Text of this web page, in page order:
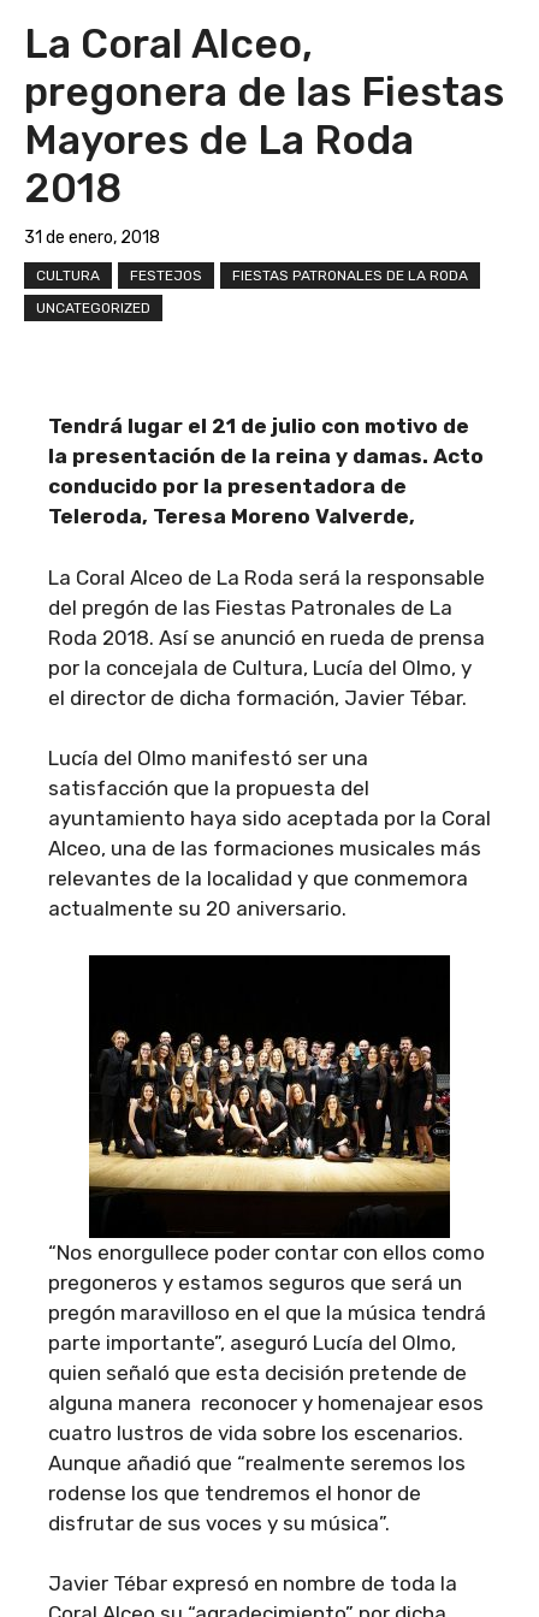
La Coral Alceo,
pregonera de las Fiestas
Mayores de La Roda
2018
31 de enero, 2018
CULTURA FESTEJOS
FIESTAS PATRONALES DE LA RODA
UNCATEGORIZED
Tendrá lugar el 21 de julio con motivo de
la presentación de la reina y damas. Acto
conducido por la presentadora de
Teleroda, Teresa Moreno Valverde,
La Coral Alceo de La Roda será la responsable
del pregón de las Fiestas Patronales de La
Roda 2018. Así se anunció en rueda de prensa
por la concejala de Cultura, Lucía del Olmo, y
el director de dicha formación, Javier Tébar.
Lucía del Olmo manifestó ser una
satisfacción que la propuesta del
ayuntamiento haya sido aceptada por la Coral
Alceo, una de las formaciones musicales más
relevantes de la localidad y que conmemora
actualmente su 20 aniversario.
“Nos enorgullece poder contar con ellos como
pregoneros y estamos seguros que será un
pregón maravilloso en el que la música tendrá
parte importante”, aseguró Lucía del Olmo,
quien señaló que esta decisión pretende de
alguna manera reconocer y homenajear esos
cuatro lustros de vida sobre los escenarios.
Aunque añadió que “realmente seremos los
rodense los que tendremos el honor de
disfrutar de sus voces y su música”.
Javier Tébar expresó en nombre de toda la